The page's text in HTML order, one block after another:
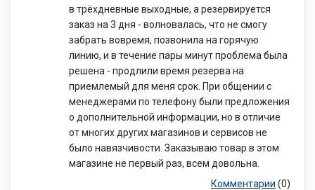
в трёхдневные выходные, а резервируется
заказ на 3 дня - волновалась, что не смогу
забрать вовремя, позвонила на горячую
линию, и в течение пары минут проблема была
решена - продлили время резерва на
приемлемый для меня срок. При общении с
менеджерами по телефону были предложения
о дополнительной информации, но в отличие
от многих других магазинов и сервисов не
было навязчивости. Заказываю товар в этом
магазине не первый раз, всем довольна.
Комментарии (0)